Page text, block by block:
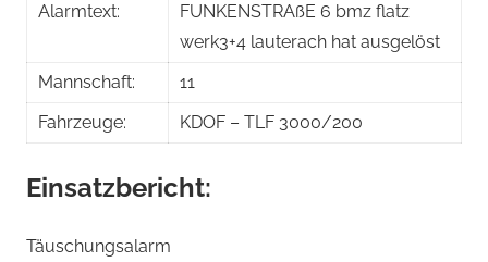
Alarmtext:
FUNKENSTRAßE 6 bmz flatz
werk3+4 lauterach hat ausgelöst
Mannschaft:
11
Fahrzeuge:
KDOF – TLF 3000/200
Einsatzbericht:
Täuschungsalarm